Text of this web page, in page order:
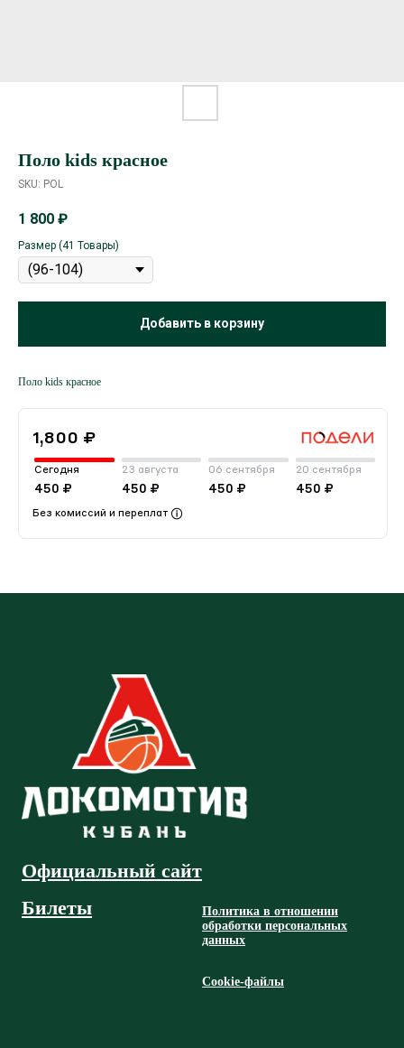
Поло kids красное
SKU: POL
1 800 ₽
Размер (41 Товары)
Добавить в корзину
Поло kids красное
1,800 ₽
Сегодня
450 ₽
23 августа
450 ₽
06 сентября
450 ₽
20 сентября
450 ₽
Без комиссий и переплат
Официальный сайт
Билеты
Политика в отношении
обработки персональных
данных
Cookie-файлы